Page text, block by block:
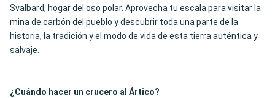
Svalbard, hogar del oso polar. Aprovecha tu escala para visitar la
mina de carbón del pueblo y descubrir toda una parte de la
historia, la tradición y el modo de vida de esta tierra auténtica y
salvaje.
¿Cuándo hacer un crucero al Ártico?